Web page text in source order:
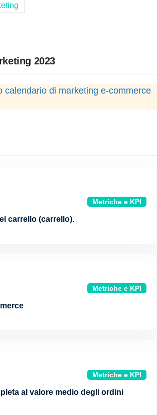
2023
calendario di marketing e-commerce
Metriche e KPI
carrello (carrello).
Metriche e KPI
Metriche e KPI
al valore medio degli ordini